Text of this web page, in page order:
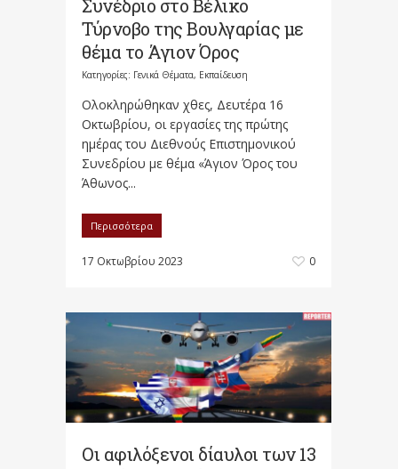
Συνέδριο στο Βέλικο
Τύρνοβο της Βουλγαρίας με
θέμα το Άγιον Όρος
Κατηγορίες: Γενικά Θέματα, Εκπαίδευση
Ολοκληρώθηκαν χθες, Δευτέρα 16
Οκτωβρίου, οι εργασίες της πρώτης
ημέρας του Διεθνούς Επιστημονικού
Συνεδρίου με θέμα «Άγιον Όρος του
Άθωνος...
Περισσότερα
17 Οκτωβρίου 2023 0
Οι αφιλόξενοι δίαυλοι των 13